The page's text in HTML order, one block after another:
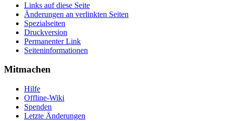
Links auf diese Seite
Änderungen an verlinkten Seiten
Spezialseiten
Druckversion
Permanenter Link
Seiten­informationen
Mitmachen
Hilfe
Offline-Wiki
Spenden
Letzte Änderungen